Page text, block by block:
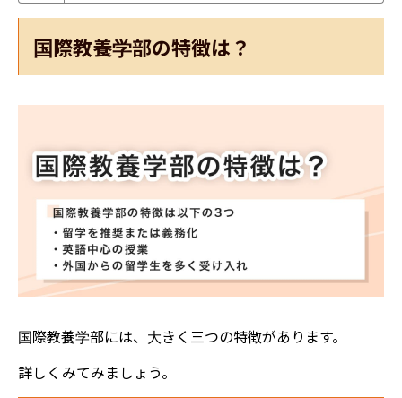
国際教養学部の特徴は？
国際教養学部には、大きく三つの特徴があります。
詳しくみてみましょう。